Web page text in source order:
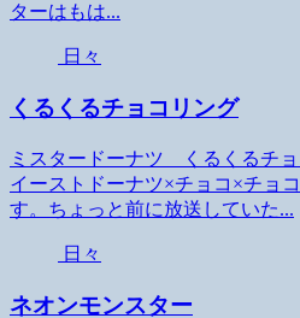
ターはもは...
日々
くるくるチョコリング
ミスタードーナツ くるくるチ
イーストドーナツ×チョコ×チョ
す。ちょっと前に放送していた...
日々
ネオンモンスター